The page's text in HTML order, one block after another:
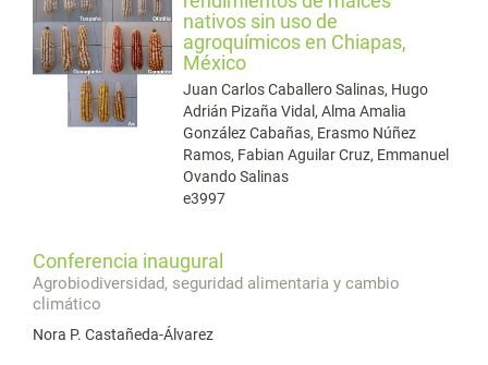
nativos sin uso de
agroquímicos en Chiapas,
México
Juan Carlos Caballero Salinas, Hugo
Adrián Pizaña Vidal, Alma Amalia
González Cabañas, Erasmo Núñez
Ramos, Fabian Aguilar Cruz, Emmanuel
Ovando Salinas
e3997
Conferencia inaugural
Agrobiodiversidad, seguridad alimentaria y cambio
climático
Nora P. Castañeda-Álvarez